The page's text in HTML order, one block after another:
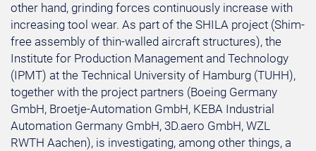
other hand, grinding forces continuously increase with
increasing tool wear. As part of the SHILA project (Shim-
free assembly of thin-walled aircraft structures), the
Institute for Production Management and Technology
(IPMT) at the Technical University of Hamburg (TUHH),
together with the project partners (Boeing Germany
GmbH, Broetje-Automation GmbH, KEBA Industrial
Automation Germany GmbH, 3D.aero GmbH, WZL
RWTH Aachen), is investigating, among other things, a